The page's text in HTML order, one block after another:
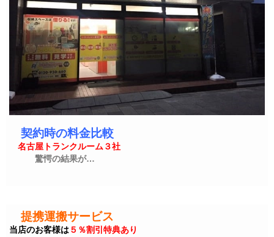
契約時の料金比較
名古屋トランクルーム３社
驚愕の結果が…
提携運搬サービス
当店のお客様は５％割引特典あり